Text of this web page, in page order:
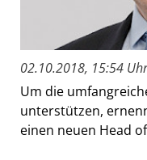
02.10.2018, 15:54 Uhr
Um die
unterstützen,
einen neuen Head